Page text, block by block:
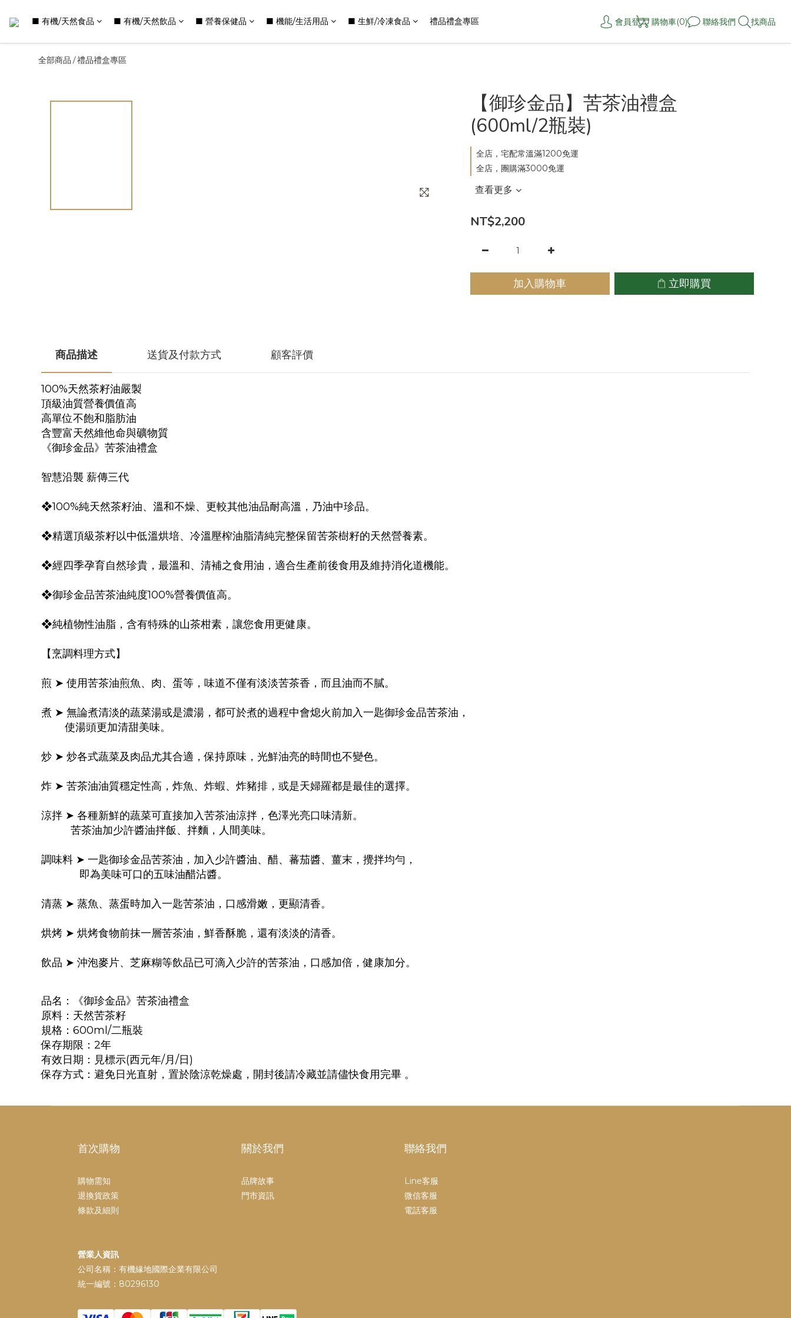
■ 有機/天然食品 ■ 有機/天然飲品 ■ 營養保健品 ■ 機能/生活用品 ■ 生鮮/冷凍食品 禮品禮盒專區 會員登入 購物車(0) 聯絡我們 找商品
全部商品 /禮品禮盒專區
【御珍金品】苦茶油禮盒
(600ml/2瓶裝)
全店，宅配常溫滿1200免運
全店，團購滿3000免運
查看更多
NT$2,200
加入購物車 立即購買
商品描述 送貨及付款方式 顧客評價
100%天然茶籽油嚴製
頂級油質營養價值高
高單位不飽和脂肪油
含豐富天然維他命與礦物質
《御珍金品》苦茶油禮盒
智慧沿襲 薪傳三代
❖100%純天然茶籽油、溫和不燥、更較其他油品耐高溫，乃油中珍品。
❖精選頂級茶籽以中低溫烘培、冷溫壓榨油脂清純完整保留苦茶樹籽的天然營養素。
❖經四季孕育自然珍貴，最溫和、清補之食用油，適合生產前後食用及維持消化道機能。
❖御珍金品苦茶油純度100%營養價值高。
❖純植物性油脂，含有特殊的山茶柑素，讓您食用更健康。
【烹調料理方式】
煎 ➤ 使用苦茶油煎魚、肉、蛋等，味道不僅有淡淡苦茶香，而且油而不膩。
煮 ➤ 無論煮清淡的蔬菜湯或是濃湯，都可於煮的過程中會熄火前加入一匙御珍金品苦茶油，
使湯頭更加清甜美味。
炒 ➤ 炒各式蔬菜及肉品尤其合適，保持原味，光鮮油亮的時間也不變色。
炸 ➤ 苦茶油油質穩定性高，炸魚、炸蝦、炸豬排，或是天婦羅都是最佳的選擇。
涼拌 ➤ 各種新鮮的蔬菜可直接加入苦茶油涼拌，色澤光亮口味清新。
苦茶油加少許醬油拌飯、拌麵，人間美味。
調味料 ➤ 一匙御珍金品苦茶油，加入少許醬油、醋、蕃茄醬、薑末，攪拌均勻，
即為美味可口的五味油醋沾醬。
清蒸 ➤ 蒸魚、蒸蛋時加入一匙苦茶油，口感滑嫩，更顯清香。
烘烤 ➤ 烘烤食物前抹一層苦茶油，鮮香酥脆，還有淡淡的清香。
飲品 ➤ 沖泡麥片、芝麻糊等飲品已可滴入少許的苦茶油，口感加倍，健康加分。
品名：《御珍金品》苦茶油禮盒
原料：天然苦茶籽
規格：600ml/二瓶裝
保存期限：2年
有效日期：見標示(西元年/月/日)
保存方式：避免日光直射，置於陰涼乾燥處，開封後請冷藏並請儘快食用完畢 。
首次購物
購物需知
退換貨政策
條款及細則
營業人資訊
公司名稱：有機緣地國際企業有限公司
統一編號：80296130
關於我們
品牌故事
門市資訊
聯絡我們
Line客服
微信客服
電話客服